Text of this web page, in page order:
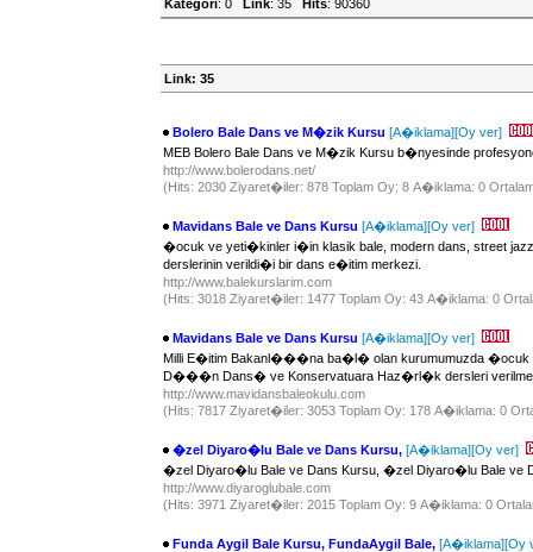
Kategori: 0 Link: 35 Hits: 90360
Link: 35
Bolero Bale Dans ve M�zik Kursu [A�iklama][Oy ver]
MEB Bolero Bale Dans ve M�zik Kursu b�nyesinde
http://www.bolerodans.net/
(Hits: 2030 Ziyaret�iler: 878 Toplam Oy: 8 A�iklama: 0
Mavidans Bale ve Dans Kursu [A�iklama][Oy ver]
�ocuk ve yeti�kinler i�in klasik bale, modern dans, street
derslerinin verildi�i bir dans e�itim merkezi.
http://www.balekurslarim.com
(Hits: 3018 Ziyaret�iler: 1477 Toplam Oy: 43 A�iklama: 0
Mavidans Bale ve Dans Kursu [A�iklama][Oy ver]
Milli E�itim Bakanl���na ba�l� olan kurumumuzda �ocuk
D���n Dans� ve Konservatuara Haz�rl�k dersleri
http://www.mavidansbaleokulu.com
(Hits: 7817 Ziyaret�iler: 3053 Toplam Oy: 178 A�iklama: 0
�zel Diyaro�lu Bale ve Dans Kursu, [A�iklama][Oy ver]
�zel Diyaro�lu Bale ve Dans Kursu, �zel Diyaro�lu Bale ve
http://www.diyaroglubale.com
(Hits: 3971 Ziyaret�iler: 2015 Toplam Oy: 9 A�iklama: 0
Funda Aygil Bale Kursu, FundaAygil Bale, [A�iklama][Oy